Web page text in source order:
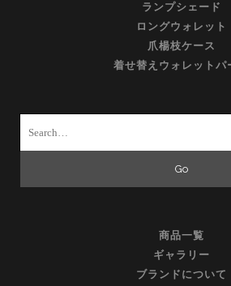
ランプシェード
ロングウォレット
爪楊枝ケース
着せ替えウォレットパ
商品一覧
ギャラリー
ブランドについて